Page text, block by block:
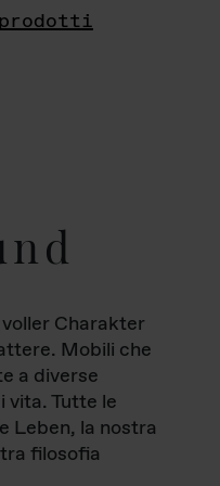
Charakter
Mobili che
a diverse
vita. Tutte le
Leben, la nostra
filosofia